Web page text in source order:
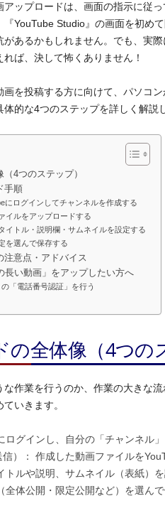
ップロードは、画面の指示に従
『YouTube Studio』の画面を初め
あるかもしれません。でも、実
ば、決して怖くありません！
画を投稿する方に向けて、パソコ
体的な4つのステップを詳しく解説
4つのステップ）
手順
にログインしてチャンネルを作成する
イルをアップロードする
イトル・説明欄・サムネイルを設定する
を選んで保存する
注意点・アドバイス
長い動画」をアップしたい方へ
「電話番号認証」を行う
の全体像（4つの
な作業を行うのか、作業の大きな
いきます。
ログインし、自分の「チャンネル」
）： 作成した動画ファイルを
トルや説明、サムネイル（表紙）
全体公開・限定公開など）を選ん